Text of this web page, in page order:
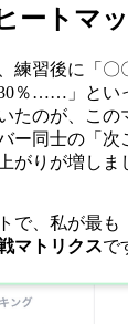
ートマ
練習後に「〇
％……」とい
たのが、この
ー同士の「次
がりが増しま
で、私が最も
マトリクスで